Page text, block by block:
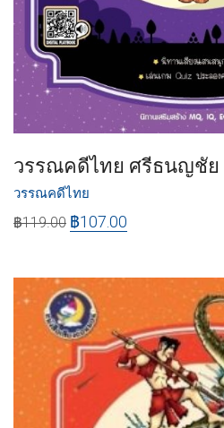
วรรณคดีไทย ศรีธนญชัย
วรรณคดีไทย
฿119.00 ฿107.00